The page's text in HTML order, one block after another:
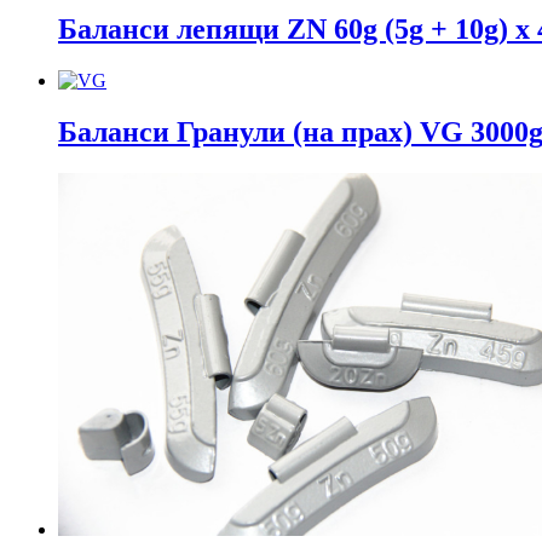
Баланси лепящи ZN 60g (5g + 10g) x
Баланси Гранули (на прах) VG 3000g